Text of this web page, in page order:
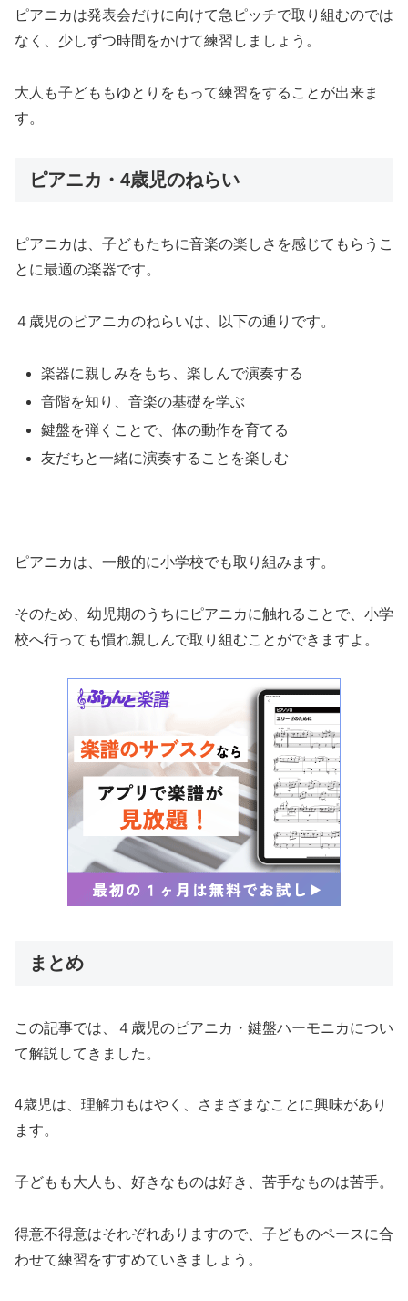
ピアニカは発表会だけに向けて急ピッチで取り組むのでは
なく、少しずつ時間をかけて練習しましょう。
大人も子どももゆとりをもって練習をすることが出来ま
す。
ピアニカ・4歳児のねらい
ピアニカは、子どもたちに音楽の楽しさを感じてもらうこ
とに最適の楽器です。
４歳児のピアニカのねらいは、以下の通りです。
楽器に親しみをもち、楽しんで演奏する
音階を知り、音楽の基礎を学ぶ
鍵盤を弾くことで、体の動作を育てる
友だちと一緒に演奏することを楽しむ
ピアニカは、一般的に小学校でも取り組みます。
そのため、幼児期のうちにピアニカに触れることで、小学
校へ行っても慣れ親しんで取り組むことができますよ。
まとめ
この記事では、４歳児のピアニカ・鍵盤ハーモニカについ
て解説してきました。
4歳児は、理解力もはやく、さまざまなことに興味があり
ます。
子どもも大人も、好きなものは好き、苦手なものは苦手。
得意不得意はそれぞれありますので、子どものペースに合
わせて練習をすすめていきましょう。